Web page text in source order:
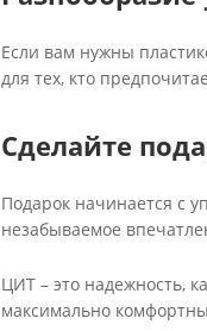
Если вам нужны
для тех, кто
Сделайте
Подарок начинается с
незабываемое
ЦИТ – это надежность,
максимально